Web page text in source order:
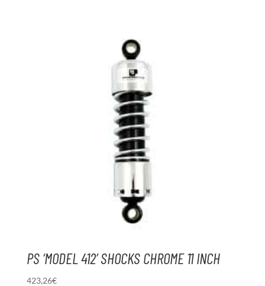
PS ‘MODEL 412’ SHOCKS CHROME 11 INCH
423,26€